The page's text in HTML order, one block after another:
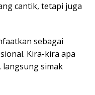
cantik, tetapi juga
sebagai
Kira-kira apa
langsung simak